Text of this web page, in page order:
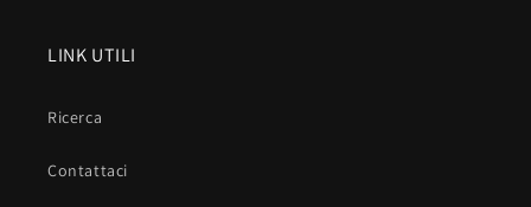
LINK UTILI
Ricerca
Contattaci